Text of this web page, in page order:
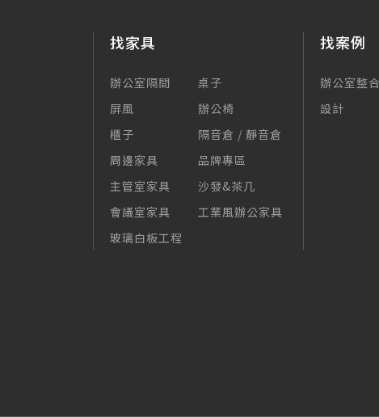
找家具
辦公室隔間
桌子
屏風
辦公椅
櫃子
隔音倉 / 靜音倉
周邊家具
品牌專區
主管室家具
沙發&茶几
會議室家具
工業風辦公家具
玻璃白板工程
找案例
辦公室整
設計